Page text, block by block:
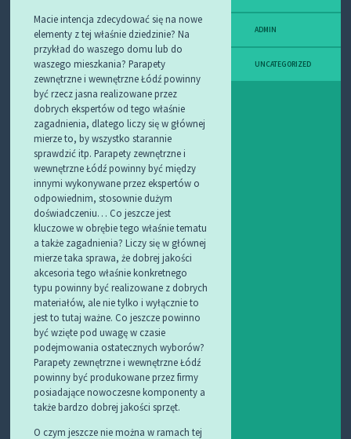
Macie intencja zdecydować się na nowe
elementy z tej właśnie dziedzinie? Na
przykład do waszego domu lub do
waszego mieszkania? Parapety
zewnętrzne i wewnętrzne Łódź powinny
być rzecz jasna realizowane przez
dobrych ekspertów od tego właśnie
zagadnienia, dlatego liczy się w głównej
mierze to, by wszystko starannie
sprawdzić itp. Parapety zewnętrzne i
wewnętrzne Łódź powinny być między
innymi wykonywane przez ekspertów o
odpowiednim, stosownie dużym
doświadczeniu… Co jeszcze jest
kluczowe w obrębie tego właśnie tematu
a także zagadnienia? Liczy się w głównej
mierze taka sprawa, że dobrej jakości
akcesoria tego właśnie konkretnego
typu powinny być realizowane z dobrych
materiałów, ale nie tylko i wyłącznie to
jest to tutaj ważne. Co jeszcze powinno
być wzięte pod uwagę w czasie
podejmowania ostatecznych wyborów?
Parapety zewnętrzne i wewnętrzne Łódź
powinny być produkowane przez firmy
posiadające nowoczesne komponenty a
także bardzo dobrej jakości sprzęt.
O czym jeszcze nie można w ramach tej
ADMIN
UNCATEGORIZED